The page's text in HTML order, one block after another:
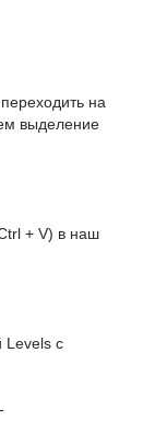
на
выделение
+ V) в наш
Levels с